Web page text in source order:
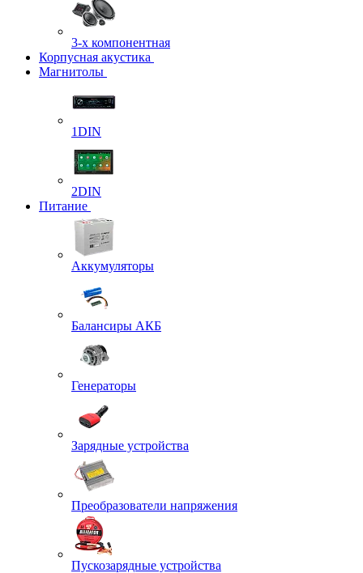
3-х компонентная
Корпусная акустика
Магнитолы
1DIN
2DIN
Питание
Аккумуляторы
Балансиры АКБ
Генераторы
Зарядные устройства
Преобразователи напряжения
Пускозарядные устройства